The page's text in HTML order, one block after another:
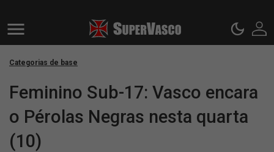
Categorias de base
Feminino Sub-17: Vasco encara
o Pérolas Negras nesta quarta
(10)